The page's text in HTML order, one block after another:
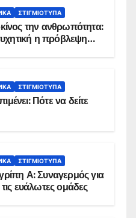
ΣΤΙΓΜΙΌΤΥΠΑ
την ανθρωπότητα:
η πρόβλεψη…
ΣΤΙΓΜΙΌΤΥΠΑ
Πότε να δείτε
ΣΤΙΓΜΙΌΤΥΠΑ
Α: Συναγερμός για
τις ευάλωτες ομάδες